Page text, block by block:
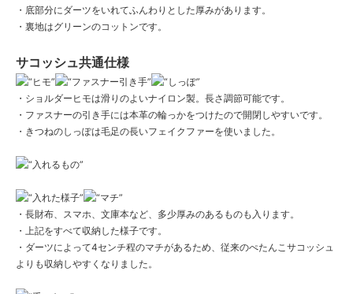
・底部分にダーツをいれてふんわりとした厚みがあります。
・裏地はグリーンのコットンです。
サコッシュ共通仕様
・ショルダーヒモは滑りのよいナイロン製。長さ調節可能です。
・ファスナーの引き手には本革の輪っかをつけたので開閉しやすいです。
・きつねのしっぽは毛足の長いフェイクファーを使いました。
・長財布、スマホ、文庫本など、多少厚みのあるものも入ります。
・上記をすべて収納した様子です。
・ダーツによって4センチ程のマチがあるため、従来のぺたんこサコッシュ
よりも収納しやすくなりました。